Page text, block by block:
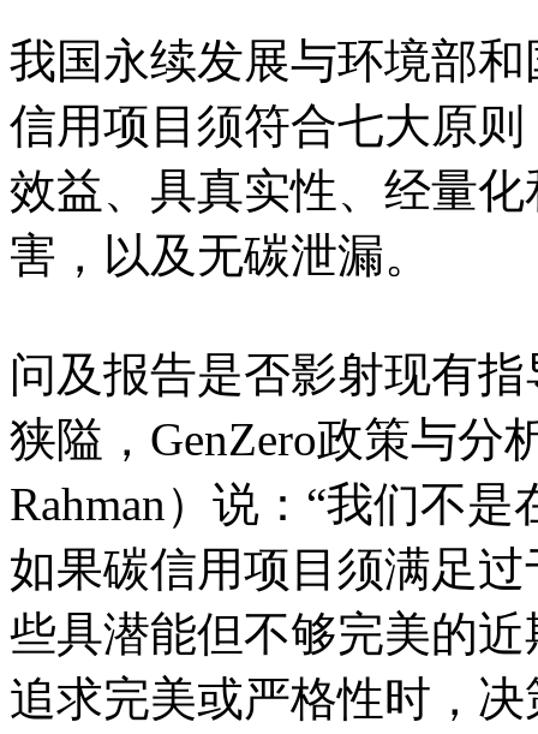
我国永续发展与环境部
信用项目须符合七大原
效益、具真实性、经量
害，以及无碳泄漏。
问及报告是否影射现有
狭隘，GenZero政策与分
Rahman）说：“我们不
如果碳信用项目须满足
些具潜能但不够完美的
追求完美或严格性时，